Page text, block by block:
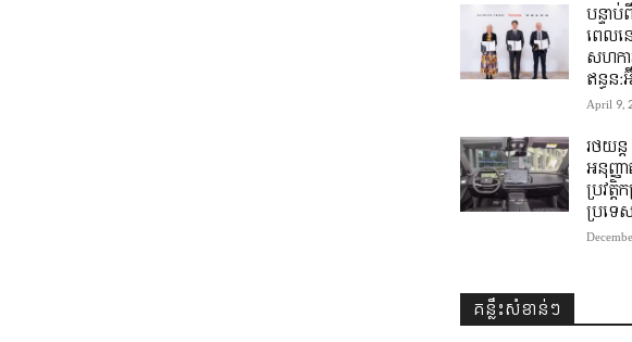
បន្ទាប់
ពេលន
សហកា
ឥន្ធន
April 9,
រថយន្
អនុញ្ញ
ប្រវត្
ប្រទេ
គន្លឹះសំខាន់ៗ